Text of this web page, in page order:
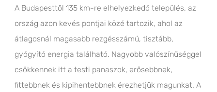
A Budapesttől 135 km-re elhelyezkedő település, az
ország azon kevés pontjai közé tartozik, ahol az
átlagosnál magasabb rezgésszámú, tisztább,
gyógyító energia található. Nagyobb valószínűséggel
csökkennek itt a testi panaszok, erősebbnek,
fittebbnek és kipihentebbnek érezhetjük magunkat. A